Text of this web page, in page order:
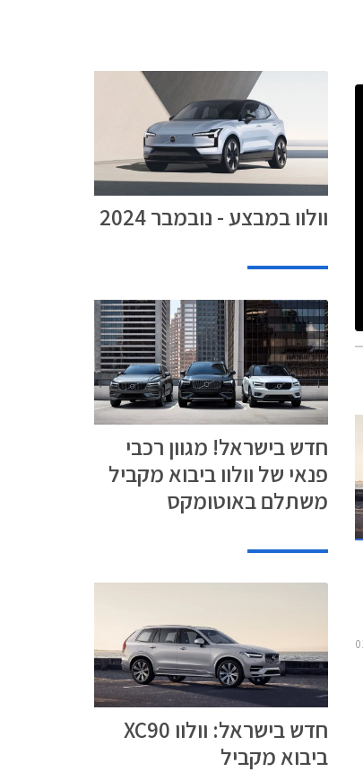
וולוו במבצע - נובמבר 2024
חדש בישראל! מגוון רכבי
פנאי של וולוו ביבוא מקביל
משתלם באוטומקס
חדש בישראל: וולוו XC90
ביבוא מקביל